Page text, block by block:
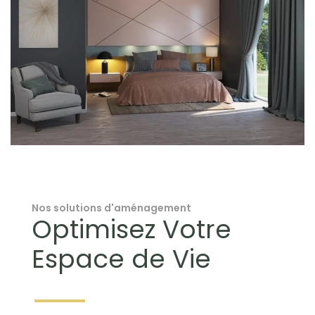
Nos solutions d'aménagement
Optimisez Votre
Espace de Vie